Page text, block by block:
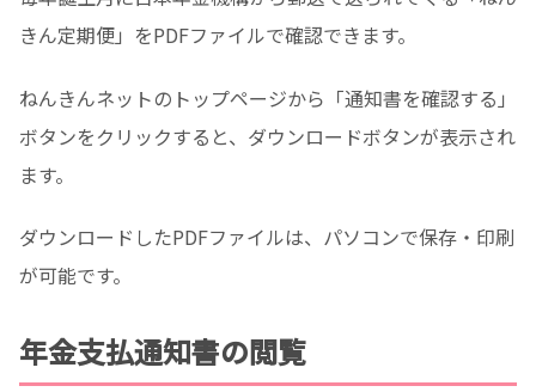
きん定期便」をPDFファイルで確認できます。
ねんきんネットのトップページから「通知書を確認する」
ボタンをクリックすると、ダウンロードボタンが表示され
ます。
ダウンロードしたPDFファイルは、パソコンで保存・印刷
が可能です。
年金支払通知書の閲覧